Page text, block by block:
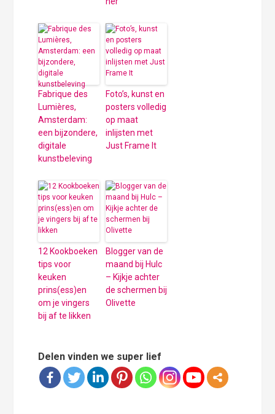
Fabrique des
Lumières,
Amsterdam:
een bijzondere,
digitale
kunstbeleving
Foto’s, kunst en
posters volledig
op maat
inlijsten met
Just Frame It
12 Kookboeken
tips voor
keuken
prins(ess)en
om je vingers
bij af te likken
Blogger van de
maand bij Hulc
– Kijkje achter
de schermen bij
Olivette
Delen vinden we super lief